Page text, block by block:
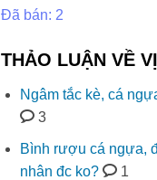
Đã bán: 2
THẢO LUẬN VỀ
Ngâm tắc kè, cá
3
Bình rượu cá ngựa,
nhân đc ko?
1